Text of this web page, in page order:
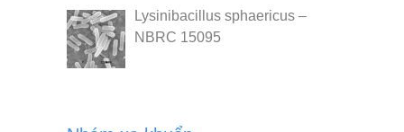
Lysinibacillus sphaericus –
NBRC 15095